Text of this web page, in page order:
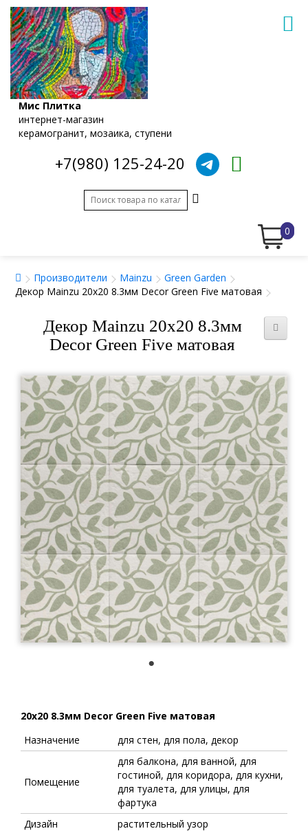
Мис Плитка
интернет-магазин
керамогранит, мозаика, ступени
+7(980) 125-24-20
0
Производители Mainzu
Green Garden
Декор Mainzu 20x20 8.3мм Decor Green Five матовая
Декор Mainzu 20x20 8.3мм
Decor Green Five матовая
20x20 8.3мм Decor Green Five матовая
Назначение
для стен, для пола, декор
Помещение
для балкона, для ванной, для
гостиной, для коридора, для кухни,
для туалета, для улицы, для
фартука
Дизайн
растительный узор